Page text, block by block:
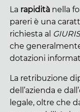
La rapidità nella
pareri è una
richiesta al
che
dotazioni
La retribuzione
dell’azienda e
legale, oltre che